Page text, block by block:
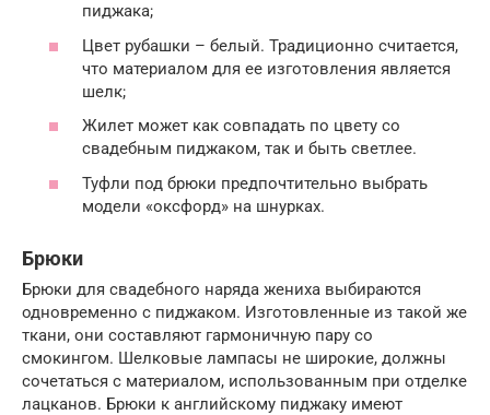
пиджака;
Цвет рубашки – белый. Традиционно считается,
что материалом для ее изготовления является
шелк;
Жилет может как совпадать по цвету со
свадебным пиджаком, так и быть светлее.
Туфли под брюки предпочтительно выбрать
модели «оксфорд» на шнурках.
Брюки
Брюки для свадебного наряда жениха выбираются
одновременно с пиджаком. Изготовленные из такой же
ткани, они составляют гармоничную пару со
смокингом. Шелковые лампасы не широкие, должны
сочетаться с материалом, использованным при отделке
лацканов. Брюки к английскому пиджаку имеют